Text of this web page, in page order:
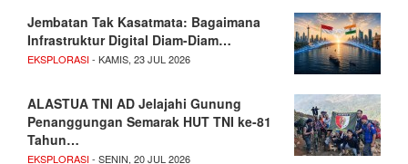
Jembatan Tak Kasatmata: Bagaimana
Infrastruktur Digital Diam-Diam…
EKSPLORASI- KAMIS, 23 JUL 2026
ALASTUA TNI AD Jelajahi Gunung
Penanggungan Semarak HUT TNI ke-81
Tahun…
EKSPLORASI- SENIN, 20 JUL 2026